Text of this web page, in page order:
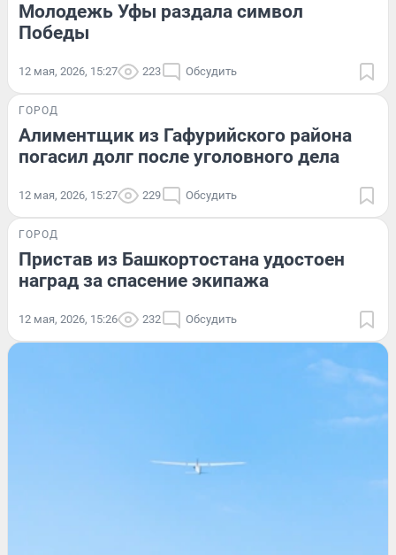
Молодежь Уфы раздала символ
Победы
12 мая, 2026, 15:27 223 Обсудить
ГОРОД
Алиментщик из Гафурийского района
погасил долг после уголовного дела
12 мая, 2026, 15:27 229 Обсудить
ГОРОД
Пристав из Башкортостана удостоен
наград за спасение экипажа
12 мая, 2026, 15:26 232 Обсудить